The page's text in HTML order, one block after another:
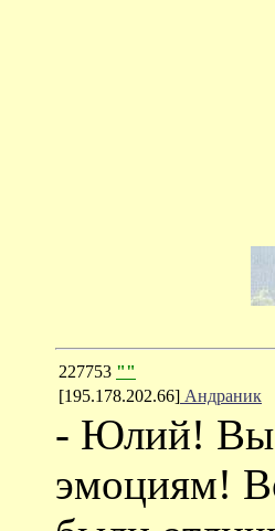
227753 ""
[195.178.202.66] Андраник
- Юлий! Вы
эмоциям!